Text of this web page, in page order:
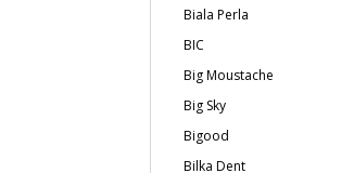
Biala Perla
BIC
Big Moustache
Big Sky
Bigood
Bilka Dent